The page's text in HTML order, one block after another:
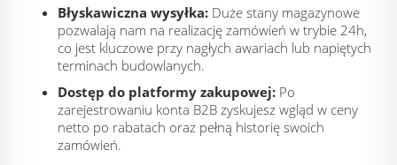
Błyskawiczna wysyłka: Duże stany magazynowe
pozwalają nam na realizację zamówień w trybie 24h,
co jest kluczowe przy nagłych awariach lub napiętych
terminach budowlanych.
Dostęp do platformy zakupowej: Po
zarejestrowaniu konta B2B zyskujesz wgląd w ceny
netto po rabatach oraz pełną historię swoich
zamówień.